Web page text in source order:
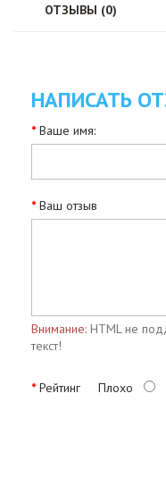
ОТЗЫВЫ (0)
НАПИСАТЬ
Ваше имя:
Ваш отзыв
Внимание: HTML не
текст!
Рейтинг Плохо